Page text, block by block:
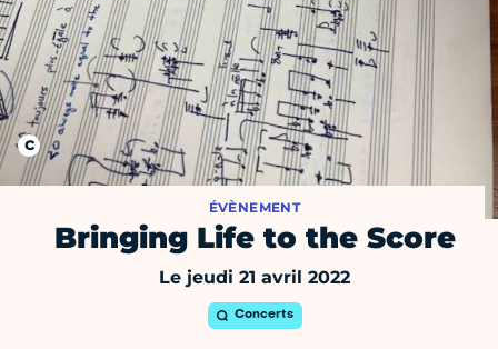
ÉVÈNEMENT
Bringing Life to the Score
Le jeudi 21 avril 2022
Concerts